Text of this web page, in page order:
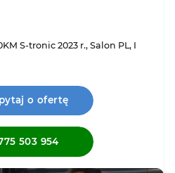
S-tronic 2023 r., Salon PL, I
o ofertę
503 954